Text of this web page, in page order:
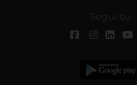
Segui su